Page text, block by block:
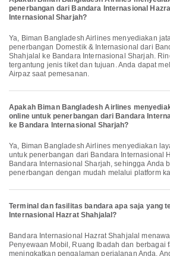
penerbangan dari Bandara Internasional
Internasional Sharjah?
Ya, Biman Bangladesh Airlines menyediakan jatah bagasi untuk
penerbangan Domestik & Internasional dari
Shahjalal ke Bandara Internasional Sharjah.
tergantung jenis tiket dan tujuan. Anda dapat
Airpaz saat pemesanan.
Apakah Biman Bangladesh Airlines
online untuk penerbangan dari Bandara
ke Bandara Internasional Sharjah?
Ya, Biman Bangladesh Airlines menyediakan layanan check-in online
untuk penerbangan dari Bandara Internasional
Bandara Internasional Sharjah, sehingga Anda
penerbangan dengan mudah melalui platform
Terminal dan fasilitas bandara apa saja yang
Internasional Hazrat Shahjalal?
Bandara Internasional Hazrat Shahjalal menawarkan Toko Bebas Pajak,
Penyewaan Mobil, Ruang Ibadah dan berbagai
meningkatkan pengalaman perjalanan Anda.